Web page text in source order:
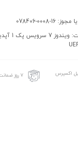
0008-078406
اکسپرس ۷ روز ضمانت بازگشت